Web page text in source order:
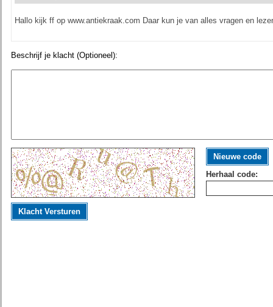
Hallo kijk ff op www.antiekraak.com Daar kun je van alles vragen en
Beschrijf je klacht (Optioneel):
Nieuwe code
Herhaal code:
Klacht Versturen